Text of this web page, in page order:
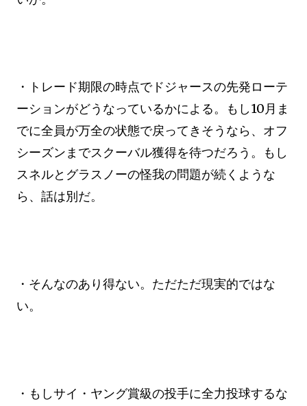
・トレード期限の時点でドジャースの先発ローテ
ーションがどうなっているかによる。もし10月ま
でに全員が万全の状態で戻ってきそうなら、オフ
シーズンまでスクーバル獲得を待つだろう。もし
スネルとグラスノーの怪我の問題が続くような
ら、話は別だ。
・そんなのあり得ない。ただただ現実的ではな
い。
・もしサイ・ヤング賞級の投手に全力投球するな